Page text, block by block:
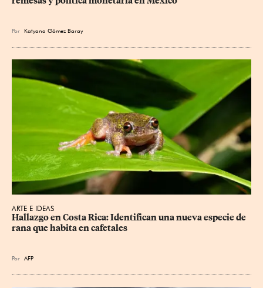
Por Katyana Gómez Baray
ARTE E IDEAS
Hallazgo en Costa Rica: Identifican una nueva especie de
rana que habita en cafetales
Por AFP